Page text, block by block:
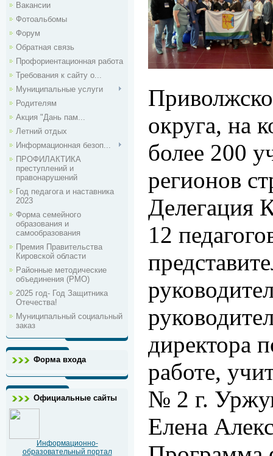
Вакансии
Фотоальбомы
Форум
Обратная связь
Профориентационная работа
Требования к сайту о...
Муниципальные услуги
Родителям
Акция "Дань пам...
Летний отдых
Информационная безоп...
ПРОФИЛАКТИКА
преступлений и
правонарушений
Год педагога и наставника
2023
Форма семейного
образования и
самообразования
Премия Правительства
Кировской области
Районные методические
объединения (РМО)
2025 год- Год Защитника
Отечества!
Муниципальный социальный
заказ
Форма входа
Официальные сайты
Информационно-
образовательный портал
округа, на
более 200
регионов
Делегация
12
директора
работе,
№ 2 г.
Елена